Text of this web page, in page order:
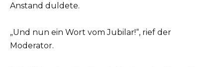
Anstand duldete.
„Und nun ein Wort vom Jubilar!“, rief der
Moderator.